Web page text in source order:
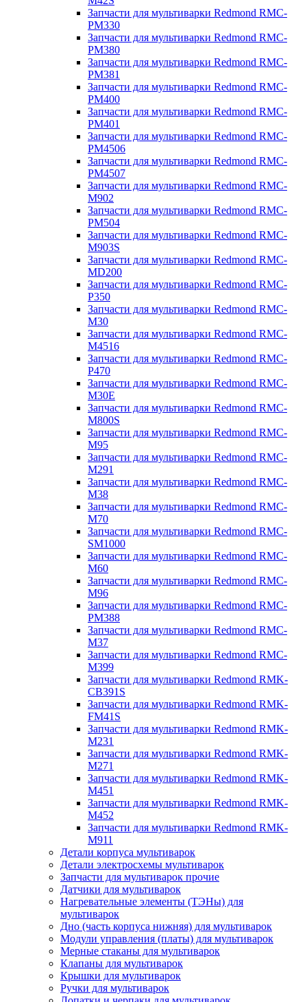
Запчасти для мультиварки Redmond RMC-
PM330
Запчасти для мультиварки Redmond RMC-
PM380
Запчасти для мультиварки Redmond RMC-
PM381
Запчасти для мультиварки Redmond RMC-
PM400
Запчасти для мультиварки Redmond RMC-
PM401
Запчасти для мультиварки Redmond RMC-
PM4506
Запчасти для мультиварки Redmond RMC-
PM4507
Запчасти для мультиварки Redmond RMC-
M902
Запчасти для мультиварки Redmond RMC-
PM504
Запчасти для мультиварки Redmond RMC-
M903S
Запчасти для мультиварки Redmond RMC-
MD200
Запчасти для мультиварки Redmond RMC-
P350
Запчасти для мультиварки Redmond RMC-
M30
Запчасти для мультиварки Redmond RMC-
M4516
Запчасти для мультиварки Redmond RMC-
P470
Запчасти для мультиварки Redmond RMC-
M30E
Запчасти для мультиварки Redmond RMC-
M800S
Запчасти для мультиварки Redmond RMC-
M95
Запчасти для мультиварки Redmond RMC-
M291
Запчасти для мультиварки Redmond RMC-
M38
Запчасти для мультиварки Redmond RMC-
M70
Запчасти для мультиварки Redmond RMC-
SM1000
Запчасти для мультиварки Redmond RMC-
M60
Запчасти для мультиварки Redmond RMC-
M96
Запчасти для мультиварки Redmond RMC-
PM388
Запчасти для мультиварки Redmond RMC-
M37
Запчасти для мультиварки Redmond RMC-
M399
Запчасти для мультиварки Redmond RMK-
CB391S
Запчасти для мультиварки Redmond RMK-
FM41S
Запчасти для мультиварки Redmond RMK-
M231
Запчасти для мультиварки Redmond RMK-
M271
Запчасти для мультиварки Redmond RMK-
M451
Запчасти для мультиварки Redmond RMK-
M452
Запчасти для мультиварки Redmond RMK-
M911
Детали корпуса мультиварок
Детали электросхемы мультиварок
Запчасти для мультиварок прочие
Датчики для мультиварок
Нагревательные элементы (ТЭНы) для
мультиварок
Дно (часть корпуса нижняя) для мультиварок
Модули управления (платы) для мультиварок
Мерные стаканы для мультиварок
Клапаны для мультиварок
Крышки для мультиварок
Ручки для мультиварок